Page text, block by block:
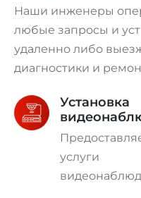
Наши инженеры
любые запросы и
удаленно либо
диагностики и
Установка
услуги